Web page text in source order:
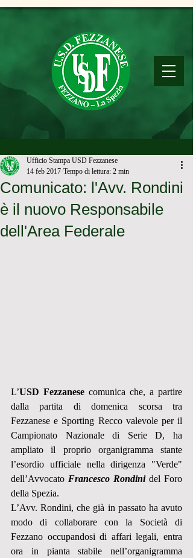
Comunicato: l'Avv. Rondini
è il nuovo Responsabile
dell'Area Federale
Ufficio Stampa USD Fezzanese
14 feb 2017 Tempo di lettura: 2 min
L’USD Fezzanese comunica che, a partire
dalla partita di domenica scorsa tra
Fezzanese e Sporting Recco valevole per il
Campionato Nazionale di Serie D, ha
ampliato il proprio organigramma stante
l’esordio ufficiale nella dirigenza "Verde"
dell’Avvocato Francesco Rondini del Foro
della Spezia.
L’Avv. Rondini, che già in passato ha avuto
modo di collaborare con la Società di
Fezzano occupandosi di affari legali, entra
ora in pianta stabile nell’organigramma